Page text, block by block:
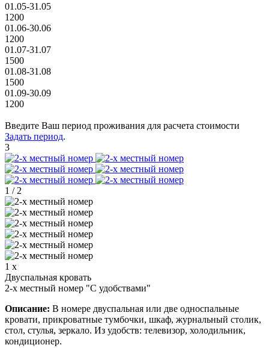
01.05-31.05
1200
01.06-30.06
1200
01.07-31.07
1500
01.08-31.08
1500
01.09-30.09
1200
Введите Ваш период проживания для расчета стоимости
Задать период.
3
1 / 2
1 x
Двуспальная кровать
2-х местный номер "С удобствами"
Описание: В номере двуспальная или две односпальные
кровати, прикроватные тумбочки, шкаф, журнальный столик,
стол, стулья, зеркало. Из удобств: телевизор, холодильник,
кондиционер.